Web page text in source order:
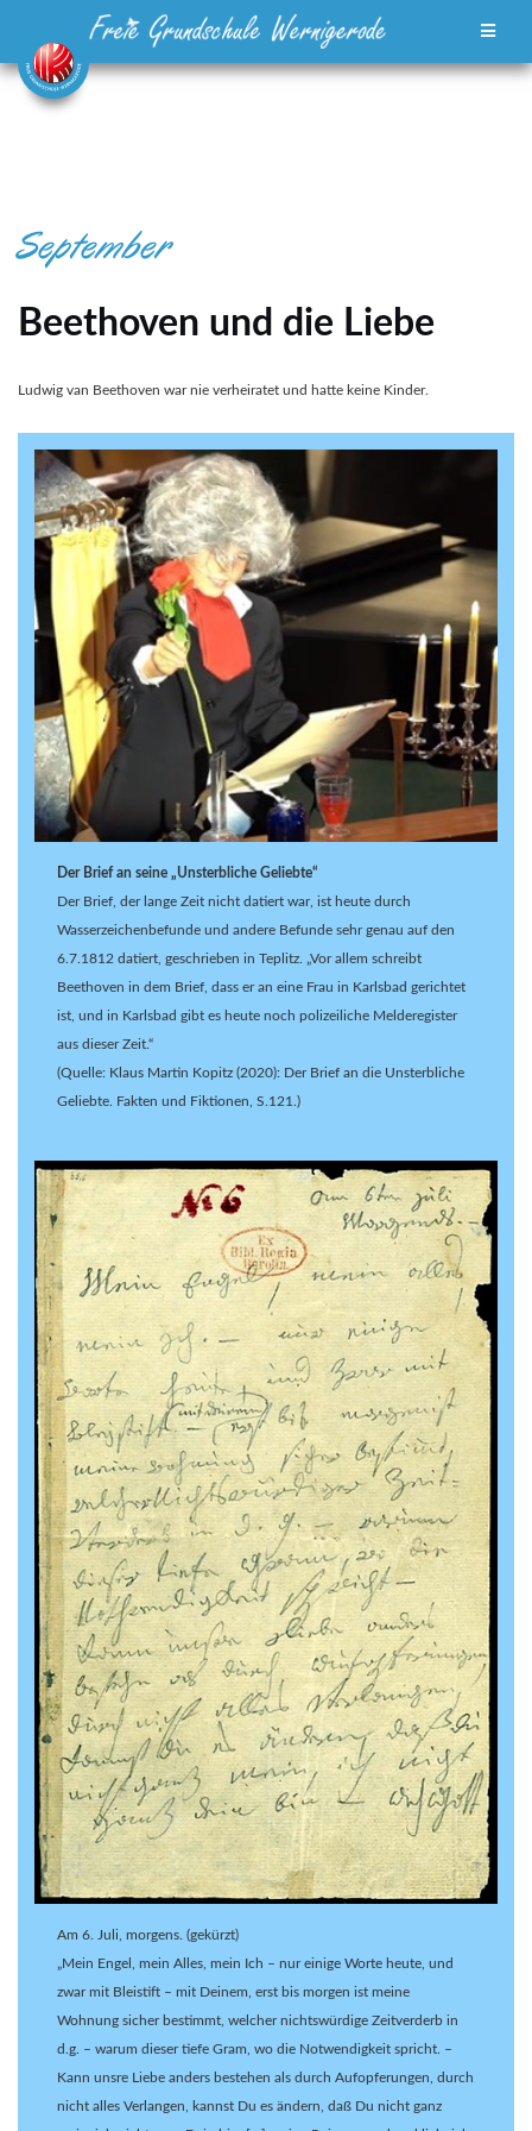
springen
September
Beethoven und die Liebe
Ludwig van Beethoven war nie verheiratet und hatte keine Kinder.
Der Brief an seine „Unsterbliche Geliebte“
Der Brief, der lange Zeit nicht datiert war, ist heute durch
Wasserzeichenbefunde und andere Befunde sehr genau auf den
6.7.1812 datiert, geschrieben in Teplitz. „Vor allem schreibt
Beethoven in dem Brief, dass er an eine Frau in Karlsbad gerichtet
ist, und in Karlsbad gibt es heute noch polizeiliche Melderegister
aus dieser Zeit.“
(Quelle: Klaus Martin Kopitz (2020): Der Brief an die Unsterbliche
Geliebte. Fakten und Fiktionen, S.121.)
Am 6. Juli, morgens. (gekürzt)
„Mein Engel, mein Alles, mein Ich – nur einige Worte heute, und
zwar mit Bleistift – mit Deinem, erst bis morgen ist meine
Wohnung sicher bestimmt, welcher nichtswürdige Zeitverderb in
d.g. – warum dieser tiefe Gram, wo die Notwendigkeit spricht. –
Kann unsre Liebe anders bestehen als durch Aufopferungen, durch
nicht alles Verlangen, kannst Du es ändern, daß Du nicht ganz